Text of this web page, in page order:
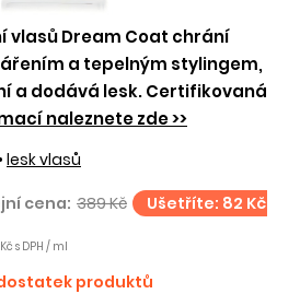
vlasů Dream Coat chrání
a tepelným stylingem,
a dodává lesk. Certifikovaná
naleznete zde >>
• lesk vlasů
cena: 389 Kč Ušetříte: 82 Kč
Kč s DPH / ml
produktů